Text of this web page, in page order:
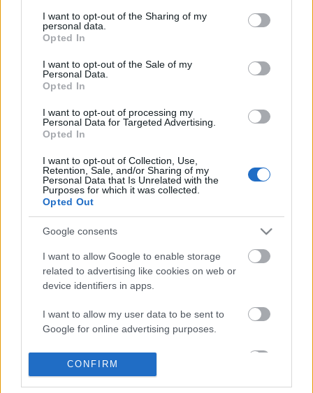
not limited to your visit or usage behaviour. You may click to
grant or deny consent to Google and its third-party tags to
use your data for below specified purposes in below Google
consent section.
I want to opt-out of the Sharing of my
personal data.
Opted In
I want to opt-out of the Sale of my
Personal Data.
Opted In
I want to opt-out of processing my
Personal Data for Targeted Advertising.
Opted In
I want to opt-out of Collection, Use,
Retention, Sale, and/or Sharing of my
Personal Data that Is Unrelated with the
Purposes for which it was collected.
Opted Out
Google consents
I want to allow Google to enable storage
related to advertising like cookies on web or
device identifiers in apps.
I want to allow my user data to be sent to
Google for online advertising purposes.
I want to allow Google to send me
CONFIRM
•2012. október 08.
A hűség városában is jól elverik az MSZP-t? – tette fel
a kérdést szombaton a Magyar Nemzet Online
belföld rovatának szakírója a vasárnapi időközi
önkormányzati választás beharangozójában. A cikk
szerint az eredmény alapján "ismét képet kaphatunk
arról, hogy egy…
A Nemzet sokallja Barroso fizetését
•2012. április 24.
A Fidesz ökle odacsap, ahova köll. Orbán Viktort
kedden fogadja az Európai Bizottság nagyhatalmú
elnöke, José Manuel Barroso, ennek örömére a
kormányhoz igen közel álló Magyar Nemzet
szabályozás szerint a legmagasabb…
A melegekre tolják a kormány
hülyeségét